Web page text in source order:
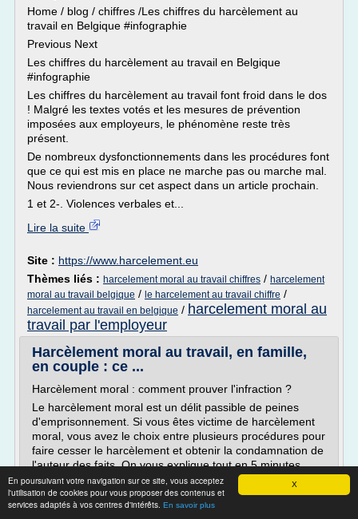
X
En poursuivant votre navigation sur ce site, vous acceptez
l'utilisation de cookies pour vous proposer des contenus et
services adaptés à vos centres d'intérêts. En savoir plus
Home / blog / chiffres /Les chiffres du harcèlement au
travail en Belgique #infographie
Previous Next
Les chiffres du harcèlement au travail en Belgique
#infographie
Les chiffres du harcèlement au travail font froid dans le dos
! Malgré les textes votés et les mesures de prévention
imposées aux employeurs, le phénomène reste très
présent.
De nombreux dysfonctionnements dans les procédures font
que ce qui est mis en place ne marche pas ou marche mal.
Nous reviendrons sur cet aspect dans un article prochain.
1 et 2-. Violences verbales et...
Lire la suite
Site : https://www.harcelement.eu
Thèmes liés : harcelement moral au travail chiffres / harcelement
moral au travail belgique / le harcelement au travail chiffre /
harcelement au travail en belgique / harcelement moral au
travail par l'employeur
Harcèlement moral au travail, en famille,
en couple : ce ...
Harcèlement moral : comment prouver l'infraction ?
Le harcèlement moral est un délit passible de peines
d'emprisonnement. Si vous êtes victime de harcèlement
moral, vous avez le choix entre plusieurs procédures pour
faire cesser le harcèlement et obtenir la condamnation de
l'auteur des faits. On vous explique tout en 5 minutes.
Harcèlement moral : définition juridique
Le harcèlement...